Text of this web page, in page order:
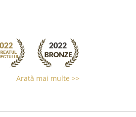
Arată mai multe >>